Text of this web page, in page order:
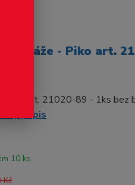
bandáže - Piko art.
- Piko art. 21020-89 - 1ks bez
celý popis
10 ks
Kč